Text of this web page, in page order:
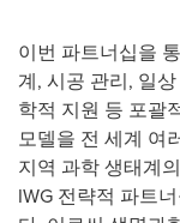
이번 파트너십을
계, 시공 관리, 일
학적 지원 등 포괄
모델을 전 세계 여
지역 과학 생태계
IWG 전략적 파트